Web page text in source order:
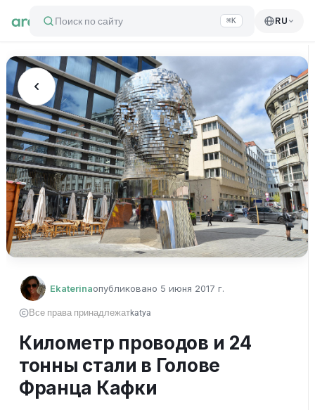
Поиск по сайту ⌘K RU
Ekaterinaопубликовано 5 июня 2017 г.
Все права принадлежатkatya
Километр проводов и 24
тонны стали в Голове
Франца Кафки